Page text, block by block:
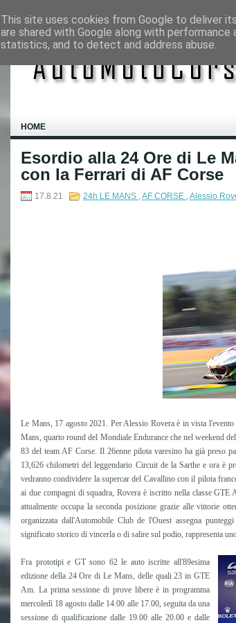
HOME
Esordio alla 24 Ore di Le
con la Ferrari di AF Corse
17.8.21 24h LE MANS ,AF CORSE ,Alessio
Le Mans, 17 agosto 2021. Per Alessio Rovera è in vista
Mans, quarto round del Mondiale Endurance che nel weekend
83 del team AF Corse. Il 26enne pilota varesino ha già preso
13,626 chilometri del leggendario Circuit de la Sarthe e ora è
vedranno condividere la supercar del Cavallino con il pilota
ai due compagni di squadra, Rovera è iscritto nella classe
attualmente occupa la seconda posizione grazie alle vittorie
organizzata dall'Automobile Club de l'Ouest assegna
significato storico di vincerla o di salire sul podio, rappresenta
Fra prototipi e GT sono 62 le auto iscritte all'89esima
edizione della 24 Ore di Le Mans, delle quali 23 in GTE
Am. La prima sessione di prove libere è in programma
mercoledì 18 agosto dalle 14.00 alle 17.00, seguita da una
sessione di qualificazione dalle 19.00 alle 20.00 e dalle
This site uses cookies from Google to deliver
are shared with Google along with
statistics, and to detect and address abuse.